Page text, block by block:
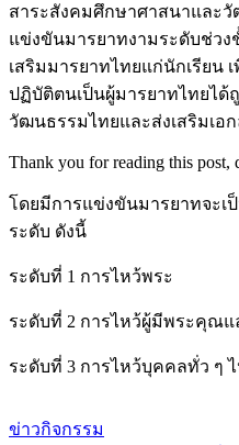
สาระสังคมศึกษาศาสนาและ
แข่งขันมารยาทงามระดับช่วง
เสริมมารยาทไทยแก่นักเรียน
ปฏิบัติตนเป็นผู้มารยาทไทยได้
วัฒนธรรมไทยและส่งเสริมเ
Thank you for reading this post,
โดยมีการแข่งขันมารยาทจะเ
ระดับ ดังนี้
ระดับที่ 1 การไหว้พระ
ระดับที่ 2 การไหว้ผู้มีพระคุณแ
ระดับที่ 3 การไหว้บุคคลทั่ว ๆ ไ
ข่าวกิจกรรม